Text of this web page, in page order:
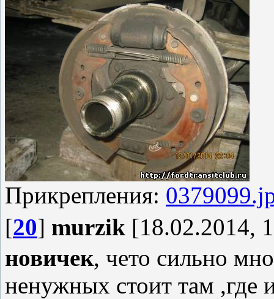
Прикрепления:
[20] murzik [18.02.2014,
новичек, чето сильно
ненужных стоит там ,где